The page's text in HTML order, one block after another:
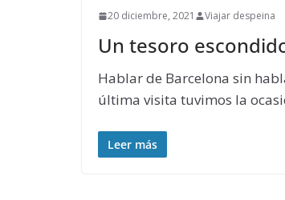
20 diciembre, 2021 Viajar despeina
Un tesoro
Hablar de Barcelona sin
última visita tuvimos la
Leer más